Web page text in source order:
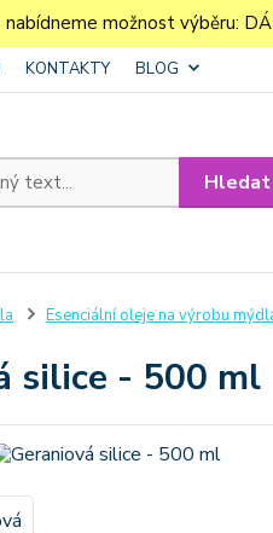
možnost výběru:
KONTAKTY BLOG
Hledat
Esenciální oleje na výrobu
silice - 500 ml